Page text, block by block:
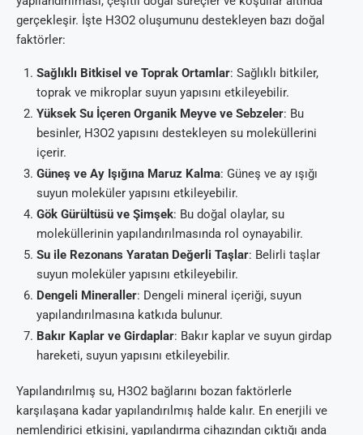
gerçekleşir. İşte H3O2 oluşumunu destekleyen bazı doğal
faktörler:
Sağlıklı Bitkisel ve Toprak Ortamlar: Sağlıklı bitkiler,
toprak ve mikroplar suyun yapısını etkileyebilir.
Yüksek Su İçeren Organik Meyve ve Sebzeler: Bu
besinler, H3O2 yapısını destekleyen su moleküllerini
içerir.
Güneş ve Ay Işığına Maruz Kalma: Güneş ve ay ışığı
suyun moleküler yapısını etkileyebilir.
Gök Gürültüsü ve Şimşek: Bu doğal olaylar, su
moleküllerinin yapılandırılmasında rol oynayabilir.
Su ile Rezonans Yaratan Değerli Taşlar: Belirli taşlar
suyun moleküler yapısını etkileyebilir.
Dengeli Mineraller: Dengeli mineral içeriği, suyun
yapılandırılmasına katkıda bulunur.
Bakır Kaplar ve Girdaplar: Bakır kaplar ve suyun girdap
hareketi, suyun yapısını etkileyebilir.
Yapılandırılmış su, H3O2 bağlarını bozan faktörlerle
karşılaşana kadar yapılandırılmış halde kalır. En enerjili ve
nemlendirici etkisini, yapılandırma cihazından çıktığı anda